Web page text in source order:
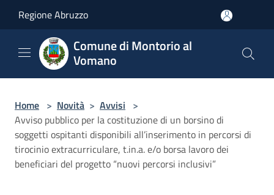
Regione Abruzzo
Comune di Montorio al
Vomano
Home > Novità > Avvisi >
Avviso pubblico per la costituzione di un borsino di
soggetti ospitanti disponibili all’inserimento in percorsi di
tirocinio extracurriculare, t.in.a. e/o borsa lavoro dei
beneficiari del progetto “nuovi percorsi inclusivi”